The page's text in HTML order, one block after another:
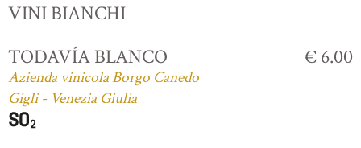
VINI BIANCHI
TODAVÍA BLANCO
Azienda vinicola Borgo Canedo
Gigli - Venezia Giulia
€ 6.00